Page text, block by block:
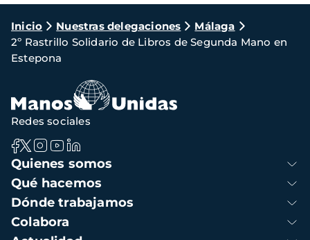
Ruta
de
navegación
Inicio Nuestras delegaciones
Málaga
2º Rastrillo Solidario de Libros de Segunda Mano en
Estepona
Navegación
principal
Quienes somos
Qué hacemos
Dónde trabajamos
Colabora
Redes sociales